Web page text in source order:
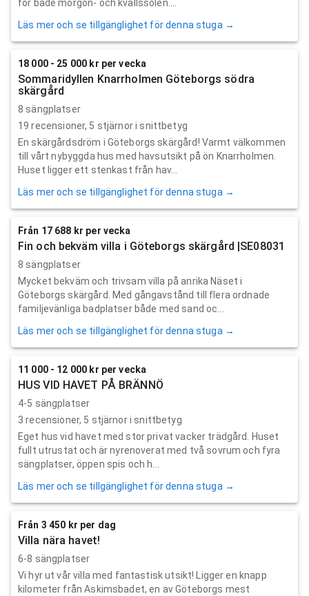
för både morgon- och kvällssolen....
Läs mer och se tillgänglighet för denna stuga →
18 000 - 25 000 kr per vecka
Sommaridyllen Knarrholmen Göteborgs södra
skärgård
8 sängplatser
19 recensioner, 5 stjärnor i snittbetyg
En skärgårdsdröm i Göteborgs skärgård! Varmt välkommen
till vårt nybyggda hus med havsutsikt på ön Knarrholmen.
Huset ligger ett stenkast från hav...
Läs mer och se tillgänglighet för denna stuga →
Från 17 688 kr per vecka
Fin och bekväm villa i Göteborgs skärgård |SE08031
8 sängplatser
Mycket bekväm och trivsam villa på anrika Näset i
Göteborgs skärgård. Med gångavstånd till flera ordnade
familjevänliga badplatser både med sand oc...
Läs mer och se tillgänglighet för denna stuga →
11 000 - 12 000 kr per vecka
HUS VID HAVET PÅ BRÄNNÖ
4-5 sängplatser
3 recensioner, 5 stjärnor i snittbetyg
Eget hus vid havet med stor privat vacker trädgård. Huset
fullt utrustat och är nyrenoverat med två sovrum och fyra
sängplatser, öppen spis och h...
Läs mer och se tillgänglighet för denna stuga →
Från 3 450 kr per dag
Villa nära havet!
6-8 sängplatser
Vi hyr ut vår villa med fantastisk utsikt! Ligger en knapp
kilometer från Askimsbadet, en av Göteborgs mest